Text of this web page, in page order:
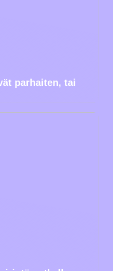
parhaiten, tai